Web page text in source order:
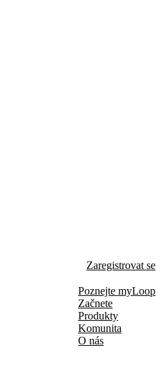
Zaregistrovat se
Poznejte myLoop
Začnete
Produkty
Komunita
O nás